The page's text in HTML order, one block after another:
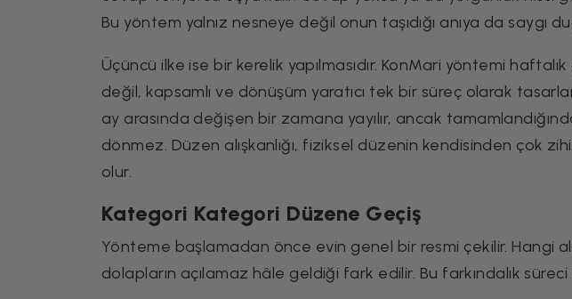
Bu yöntem yalnız nesneye değil onun taşıdığı anıya da saygı
Üçüncü ilke ise bir kerelik yapılmasıdır. KonMari yöntemi
değil, kapsamlı ve dönüşüm yaratıcı tek bir süreç olarak
ay arasında değişen bir zamana yayılır, ancak
dönmez. Düzen alışkanlığı, fiziksel düzenin kendisinden çok
olur.
Kategori Kategori Düzene Geçiş
Yönteme başlamadan önce evin genel bir resmi çekilir. Hangi
dolapların açılamaz hâle geldiği fark edilir. Bu farkındalık